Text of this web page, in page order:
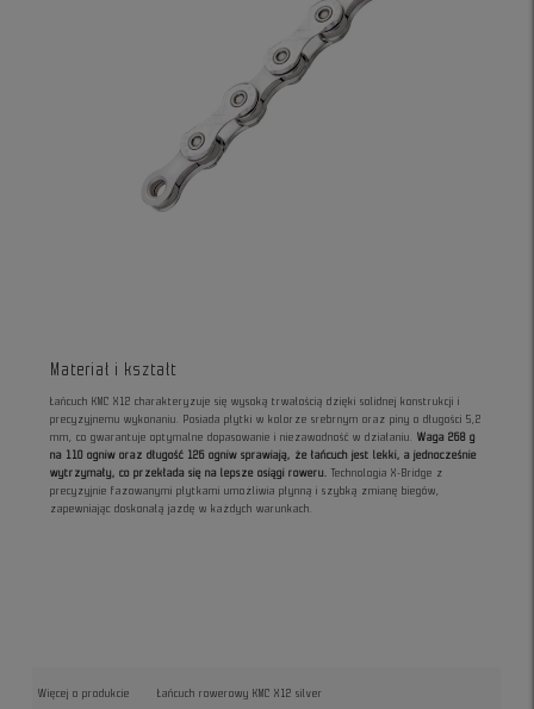
Materiał i kształt
Łańcuch KMC X12 charakteryzuje się wysoką trwałością dzięki solidnej konstrukcji i
precyzyjnemu wykonaniu. Posiada płytki w kolorze srebrnym oraz piny o długości 5,2
mm, co gwarantuje optymalne dopasowanie i niezawodność w działaniu.Waga 268 g
na 110 ogniw oraz długość 126 ogniw sprawiają, że łańcuch jest lekki, a jednocześnie
wytrzymały, co przekłada się na lepsze osiągi roweru. Technologia X-Bridge z
precyzyjnie fazowanymi płytkami umożliwia płynną i szybką zmianę biegów,
zapewniając doskonałą jazdę w każdych warunkach.
Więcej o produkcie Łańcuch rowerowy KMC X12 silver